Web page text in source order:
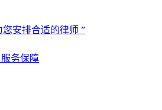
安排合适的律师 ”
服务保障